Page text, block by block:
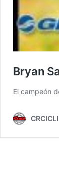
Bryan
El campeón